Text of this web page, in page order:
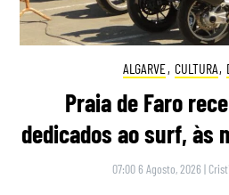
ALGARVE, CULTURA,
Praia de Faro
dedicados ao surf, às
07:00 6 Agosto, 2026 |